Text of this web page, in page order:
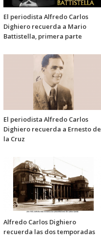
El periodista Alfredo Carlos
Dighiero recuerda a Mario
Battistella, primera parte
El periodista Alfredo Carlos
Dighiero recuerda a Ernesto de
la Cruz
Alfredo Carlos Dighiero
recuerda las dos temporadas